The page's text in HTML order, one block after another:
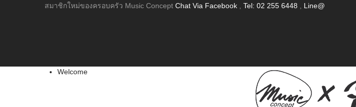
สมาชิกใหม่ของครอบครัว Music Concept Chat Via Facebook Tel: 02 255 6448 Line@
Welcome